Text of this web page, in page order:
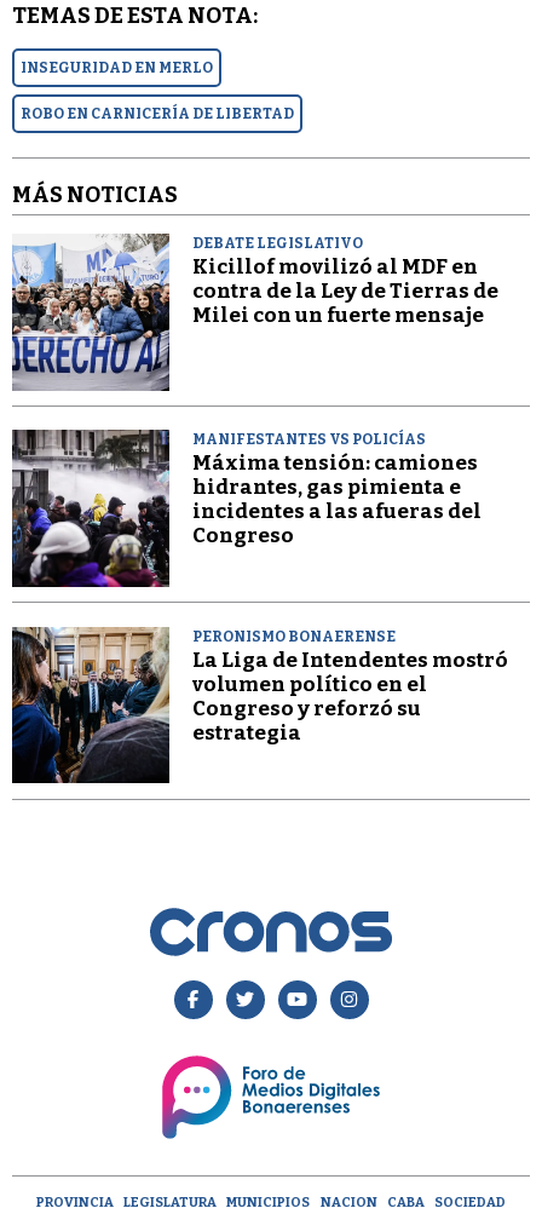
TEMAS DE ESTA NOTA:
INSEGURIDAD EN MERLO
ROBO EN CARNICERÍA DE LIBERTAD
MÁS NOTICIAS
DEBATE LEGISLATIVO
Kicillof movilizó al MDF en
contra de la Ley de Tierras de
Milei con un fuerte mensaje
MANIFESTANTES VS POLICÍAS
Máxima tensión: camiones
hidrantes, gas pimienta e
incidentes a las afueras del
Congreso
PERONISMO BONAERENSE
La Liga de Intendentes mostró
volumen político en el
Congreso y reforzó su
estrategia
PROVINCIA LEGISLATURA MUNICIPIOS NACION CABA SOCIEDAD